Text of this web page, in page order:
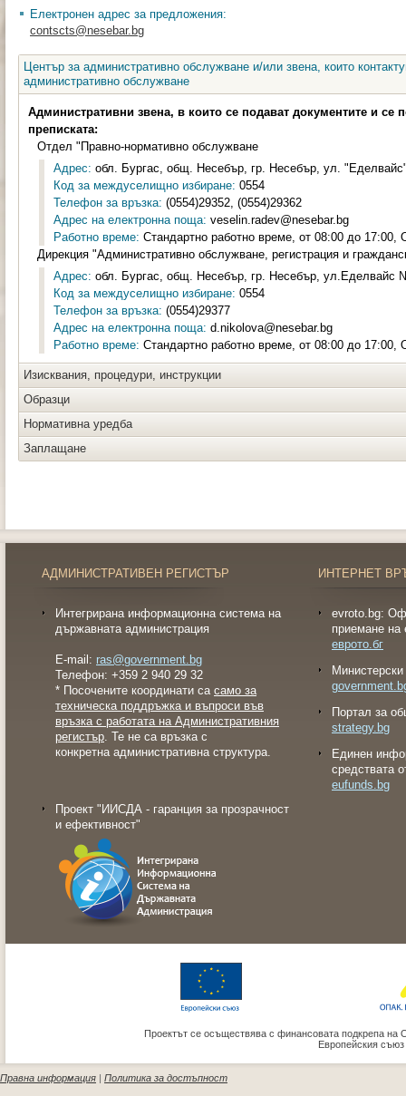
Електронен адрес за предложения:
contscts@nesebar.bg
Център за административно обслужване и/или звена, които
административно обслужване
Административни звена, в които се подават документите и се
преписката:
Отдел "Правно-нормативно обслужване
Адрес: обл. Бургас, общ. Несебър, гр. Несебър, ул.
Код за междуселищно избиране: 0554
Телефон за връзка: (0554)29352, (0554)29362
Адрес на електронна поща: veselin.radev@nesebar.bg
Работно време: Стандартно работно време, от 08:00 до 17:00,
Дирекция "Административно обслужване, регистрация и
Адрес: обл. Бургас, общ. Несебър, гр. Несебър, ул.Еделвайс
Код за междуселищно избиране: 0554
Телефон за връзка: (0554)29377
Адрес на електронна поща: d.nikolova@nesebar.bg
Работно време: Стандартно работно време, от 08:00 до 17:00,
Изисквания, процедури, инструкции
Образци
Нормативна уредба
Заплащане
АДМИНИСТРАТИВЕН РЕГИСТЪР
Интегрирана информационна система на
държавната администрация
E-mail: ras@government.bg
Телефон: +359 2 940 29 32
* Посочените координати са само за
техническа поддръжка и въпроси във
връзка с работата на Административния
регистър. Те не са връзка с
конкретна административна структура.
Проект "ИИСДА - гаранция за прозрачност
и ефективност"
ИНТЕРНЕТ
evroto.bg:
приемане на
еврото.бг
Портал за
strategy.bg
Eдинен
средствата
eufunds.bg
Проектът се осъществява с финансовата подкрепа на
Европейския
Правна информация | Политика за достъпност